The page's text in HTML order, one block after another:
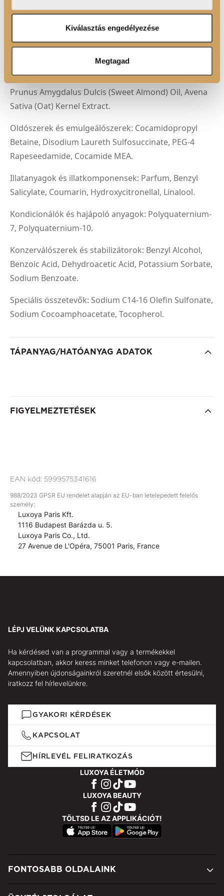
adatokkal, amelyeket Ön adott meg számukra vagy az
Ön által használt más szolgáltatásokból gyűjtöttek.
Kiválasztás engedélyezése
Megtagad
Hidratálók és nedvesítők: Aloe Barbadensis Leaf Juice,
Prunus Amygdalus Dulcis (Sweet Almond) Oil, Avena
Sativa (Oat) Kernel Extract.
Oldószerek és emulgeálószerek: Cocamidopropyl
Betaine, Disodium Laureth Sulfosuccinate, PEG-4
Rapeseedamide, Cocamide MEA.
Illatanyagok és illatkomponensek: Parfum, Benzyl
Salicylate, Coumarin, Hydroxycitronellal, Linalool.
Kondicionálók és hajápoló anyagok: Polyquaternium-
7, Polyquaternium-10.
Konzerválószerek és stabilizátorok: Benzyl Alcohol,
Benzoic Acid, Dehydroacetic Acid, Potassium Sorbate,
Sodium Benzoate.
Speciális összetevők: Sodium C14-16 Olefin Sulfonate,
Sodium Cocoamphoacetate, Tocopherol.
TÁPANYAG/HATÓANYAG ADATOK
FIGYELMEZTETÉSEK
EAN kód: 5999575341616
988/2023 GPSR EU rendelet alapján az EU-ban letelepedett felelős
személy:
Luxoya Paris Kft.
1116 Budapest Barázda u. 5.
Luxoya Paris Co., Ltd.
27 Avenue de L'Opéra, 75001 Paris, France
LÉPJ VELÜNK KAPCSOLATBA
Ha kérdésed van a programmal vagy a termékekkel
kapcsolatban, akkor keress minket telefonon vagy e-mailen.
Amennyiben újdonságainkról szeretnél elsők között értesülni,
iratkozz fel hírlevelünkre.
GYAKORI KÉRDÉSEK
KAPCSOLAT
HÍRLEVÉL FELIRATKOZÁS
LUXOYA ÉLETMÓD
LUXOYA BEAUTY
TÖLTSD LE AZ APPLIKÁCIÓT!
FONTOSABB OLDALAINK